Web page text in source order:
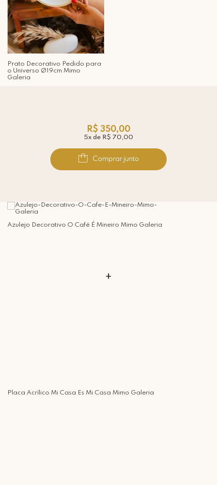
Prato Decorativo Pedido para
o Universo Ø19cm Mimo
Galeria
R$ 350,00
5x de R$ 70,00
Comprar junto
Azulejo Decorativo O Café É Mineiro Mimo Galeria
+
Placa Acrílico Mi Casa Es Mi Casa Mimo Galeria